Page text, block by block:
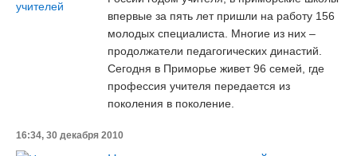
впервые за пять лет пришли на работу 156
молодых специалиста. Многие из них –
продолжатели педагогических династий.
Сегодня в Приморье живет 96 семей, где
профессия учителя передается из
поколения в поколение.
16:34, 30 декабря 2010